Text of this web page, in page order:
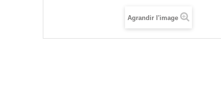
Agrandir l'image